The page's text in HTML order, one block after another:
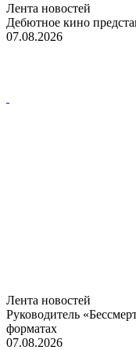
Лента новостей
Дебютное кино
07.08.2026
Лента новостей
Руководитель
форматах
07.08.2026